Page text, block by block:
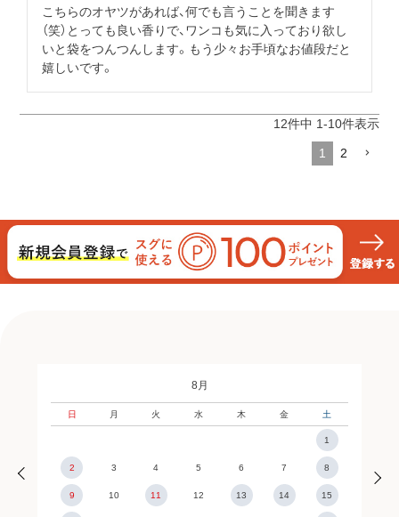
こちらのオヤツがあれば、何でも言うことを聞きます
（笑）とっても良い香りで、ワンコも気に入っており欲し
いと袋をつんつんします。もう少々お手頃なお値段だと
嬉しいです。
12件中 1-10件表示
1 2
8月
日 月 火 水 木 金 土
1
2 3 4 5 6 7 8
9 10 11 12 13 14 15